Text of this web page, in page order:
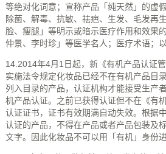
等绝对化词意；宣称产品「纯天然」的虚
除菌、解毒、抗敏、祛疤、生发、毛发再
脸、瘦腿」等明示或暗示医疗作用和效果
仲景、李时珍」等医学名人；医疗术语；
14.2014年4月1日起，新《有机产品认证
实施法令规定化妆品已经不在有机产品目
列入目录的产品，认证机构才能接受生产
机产品认证。之前已获得认证但不在《有
认证证书，证书有效期满自动失效。根据
认证的产品，不得在产品或者产品包装及
文字。因此化妆品不可以用「有机」身份进